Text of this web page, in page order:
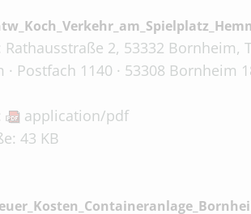
2, 53332 Bornheim,
· Postfach 1140 · 53308 Bornheim
application/pdf
43 KB